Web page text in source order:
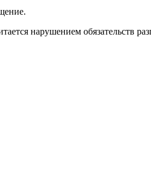
нарушением обязательств